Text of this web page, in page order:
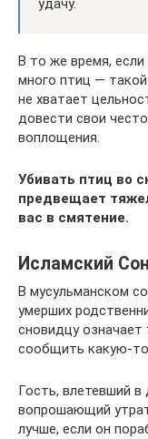
удачу.
В то же время,
много птиц —
не хватает
довести свои
воплощения.
Убивать птиц во
предвещает
вас в смятение.
Исламский
В мусульманском
умерших
сновидцу
сообщить какую-
Гость, влетевший
вопрошающий
лучше, если он